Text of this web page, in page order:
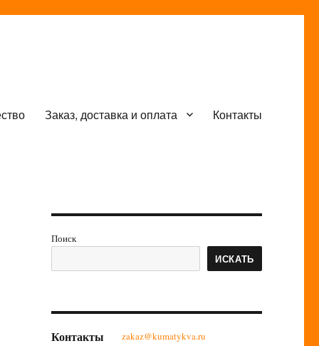
Заказ, доставка и оплата Контакты
Поиск
ИСКАТЬ
Контакты zakaz@kumatykva.ru